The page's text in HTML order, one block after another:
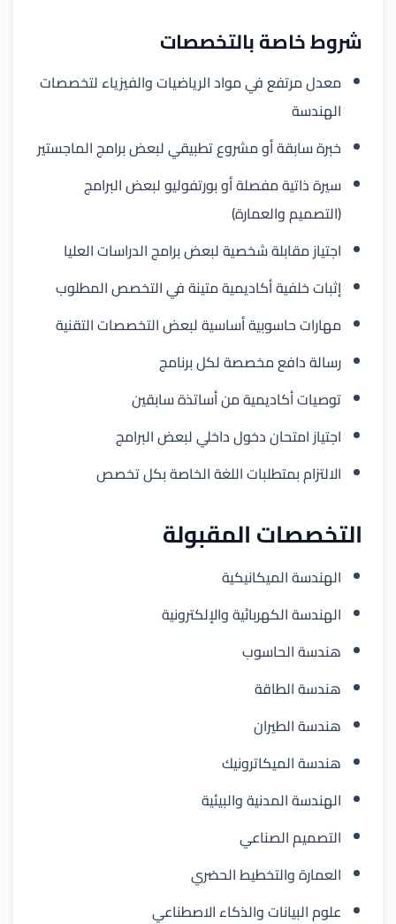
شروط خاصة بالتخصصات
معدل مرتفع في مواد الرياضيات والفيزياء لتخصصات
الهندسة
خبرة سابقة أو مشروع تطبيقي لبعض برامج الماجستير
سيرة ذاتية مفصلة أو بورتفوليو لبعض البرامج
(التصميم والعمارة)
اجتياز مقابلة شخصية لبعض برامج الدراسات العليا
إثبات خلفية أكاديمية متينة في التخصص المطلوب
مهارات حاسوبية أساسية لبعض التخصصات التقنية
رسالة دافع مخصصة لكل برنامج
توصيات أكاديمية من أساتذة سابقين
اجتياز امتحان دخول داخلي لبعض البرامج
الالتزام بمتطلبات اللغة الخاصة بكل تخصص
التخصصات المقبولة
الهندسة الميكانيكية
الهندسة الكهربائية والإلكترونية
هندسة الحاسوب
هندسة الطاقة
هندسة الطيران
هندسة الميكاترونيك
الهندسة المدنية والبيئية
التصميم الصناعي
العمارة والتخطيط الحضري
علوم البيانات والذكاء الاصطناعي